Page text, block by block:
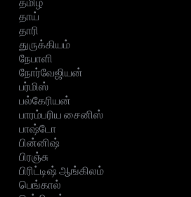
தாய்
தாரி
துருக்கியம்
நேபாளி
நோர்வேஜியன்
பர்மிஸ்
பல்கேரியன்
பாரம்பரிய சைனிஸ்
பாஷ்டோ
பின்னிஷ்
பிரஞ்சு
பிரிட்டிஷ் ஆங்கிலம்
பெங்கால்